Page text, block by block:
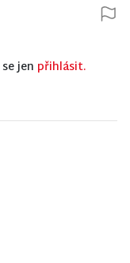
jen přihlásit.